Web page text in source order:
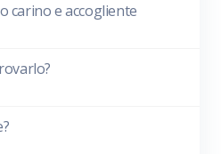
carino e accogliente